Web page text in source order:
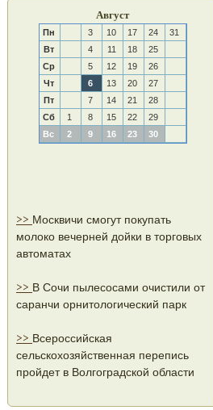
Август
Пн 3 10 17 24
31
Вт
4 11 18
25
Ср
5 12 19
26
Чт
6 13 20
27
Пт
7 14 21
28
Сб
1 8 15 22
29
Вс
2 9 16 23 30
>> Москвичи смогут покупать
молоко вечерней дойки в торговых
автоматах
>> В Сочи пылесосами очистили от
саранчи орнитологический парк
>> Всероссийская
сельскохозяйственная перепись
пройдет в Волгоградской области